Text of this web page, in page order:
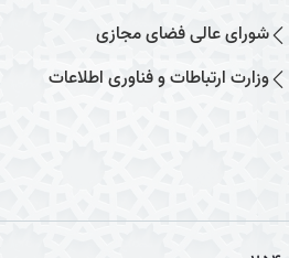
شورای عالی فضای مجازی
وزارت ارتباطات و فناوری اطلاعات